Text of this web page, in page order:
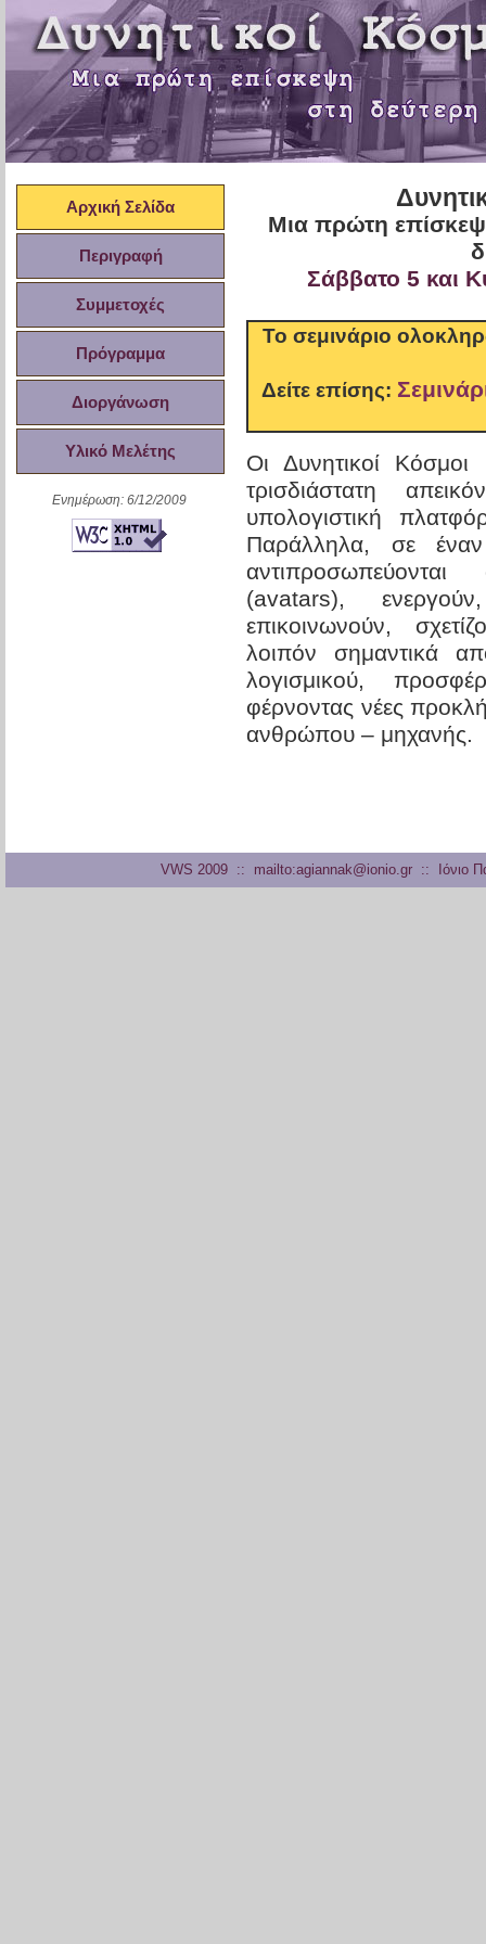
Μια πρώτη
Σάββατο 5 και
Το σεμινάριο
Δείτε επίσης:
Οι Δυνητικοί
τρισδιάστατη
υπολογιστική
Παράλληλα, σε
(avatars),
επικοινωνούν,
λοιπόν σημαντικά
λογισμικού,
φέρνοντας νέες
ανθρώπου – μηχανής.
Αρχική Σελίδα
Περιγραφή
Συμμετοχές
Πρόγραμμα
Διοργάνωση
Υλικό Μελέτης
Ενημέρωση: 6/12/2009
VWS 2009 :: mailto:agiannak@ionio.gr :: Ιόνιο